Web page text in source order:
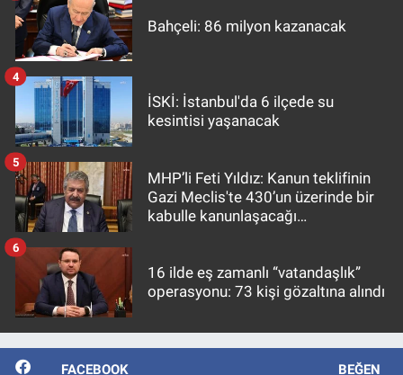
Bahçeli: 86 milyon kazanacak
İSKİ: İstanbul'da 6 ilçede su
kesintisi yaşanacak
4
MHP’li Feti Yıldız: Kanun teklifinin
Gazi Meclis'te 430’un üzerinde bir
kabulle kanunlaşacağı
5
16 ilde eş zamanlı “vatandaşlık”
operasyonu: 73 kişi gözaltına alındı
6
FACEBOOK BEĞEN